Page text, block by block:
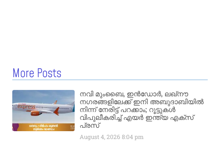
More Posts
നവി മുംബൈ, ഇൻഡോർ, ലഖ്നൗ
നഗരങ്ങളിലേക്ക് ഇനി അബുദാബിയിൽ
നിന്ന് നേരിട്ട് പറക്കാം; റൂട്ടുകൾ
വിപുലീകരിച്ച് എയർ ഇന്ത്യ എക്സ്
പ്രസ്
August 4, 20268:04 pm